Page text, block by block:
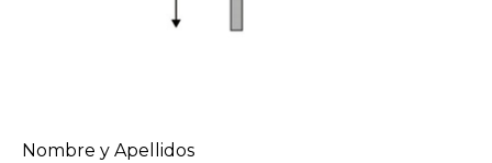
Nombre y Apellidos